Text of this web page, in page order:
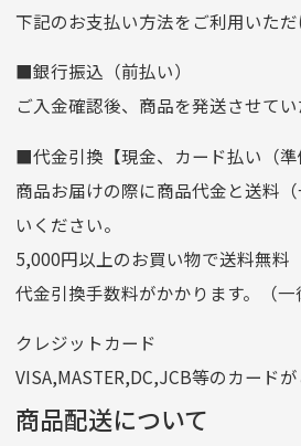
[…]
支店名
和歌山支店
口座種別
普通
口座番号
0255557
口座名義
株式会社一条
ゆうちょ銀行
ゆうちょ間
記号
14710
他銀行から
店名
四七八（読みヨンナ
店番
478
下記のお支払い方法をご利用いただ
■銀行振込（前払い）
ご入金確認後、商品を発送させてい
■代金引換【現金、カード払い（準
商品お届けの際に商品代金と送料
いください。
5,000円以上のお買い物で送料無料
代金引換手数料がかかります。（一
クレジットカード
VISA,MASTER,DC,JCB等のカードが
商品配送について